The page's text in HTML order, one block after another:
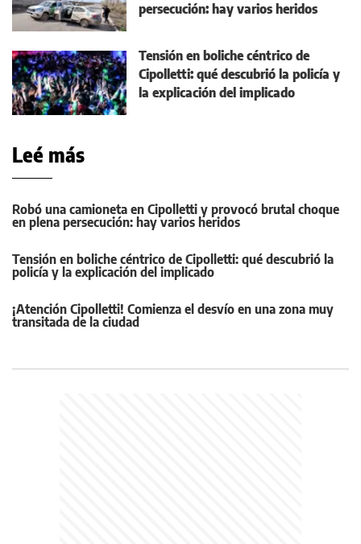
persecución: hay varios heridos
Tensión en boliche céntrico de
Cipolletti: qué descubrió la policía y
la explicación del implicado
Leé más
Robó una camioneta en Cipolletti y provocó brutal choque
en plena persecución: hay varios heridos
Tensión en boliche céntrico de Cipolletti: qué descubrió la
policía y la explicación del implicado
¡Atención Cipolletti! Comienza el desvío en una zona muy
transitada de la ciudad